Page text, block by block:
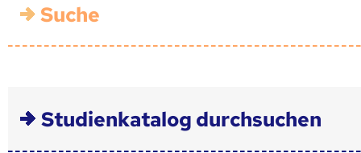
Suche
Studienkatalog durchsuchen